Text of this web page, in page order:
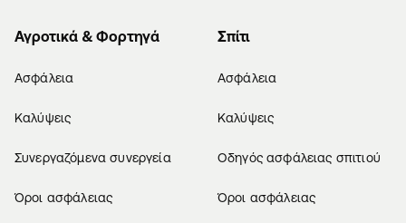
Αγροτικά & Φορτηγά
Ασφάλεια
Καλύψεις
Συνεργαζόμενα συνεργεία
Όροι ασφάλειας
Σπίτι
Ασφάλεια
Καλύψεις
Οδηγός ασφάλειας σπιτιού
Όροι ασφάλειας